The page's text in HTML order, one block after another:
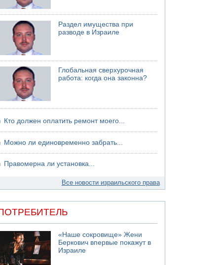
хуситов
Раздел имущества при
разводе в Израиле
Глобальная сверхурочная
работа: когда она законна?
Кто должен оплатить ремонт моего...
Можно ли единовременно забрать...
Правомерна ли установка...
Все новости израильского права
«Наше сокровище» Жени
Беркович впервые покажут в
Израиле